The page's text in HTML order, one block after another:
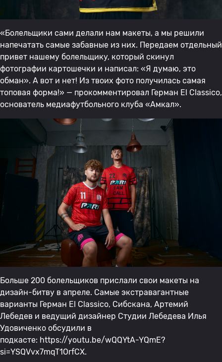
«Болельщики сами делали нам макеты, а мы решили
напечатать самые забавные из них. Передаем отдельный
привет нашему болельщику, который скинул
фотографии картошечки и написал: «Я думаю, это
обман». А вот и нет! Из твоих фото получилась самая
топовая форма!» — прокомментировал Герман El Classico,
основатель медиафутбольного клуба «Амкал».
Больше 200 болельщиков прислали свои макеты на
дизайн-битву в апреле. Самые экстравагантные
варианты Герман El Classico, Сибскана, Артемий
Лебедев и ведущий дизайнер Студии Лебедева Илья
Удовиченко обсудили в
подкасте: https://youtu.be/wQQYtA-YQmE?
si=YSQVvx7mqT1OrfCX.